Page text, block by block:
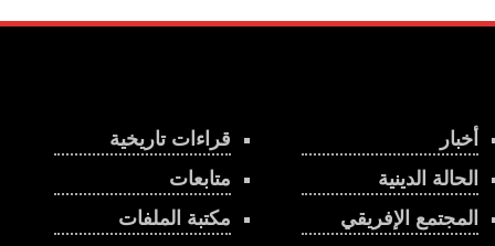
قراءات تاريخية
متابعات
مكتبة الملفات
أخبار
الحالة الدينية
المجتمع الإفريقي